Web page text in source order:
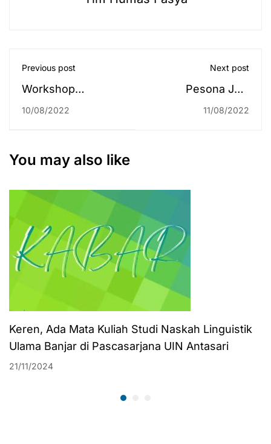
Previous post
Workshop
Kurikulum dan
Fakultas Syariah
10/08/2022
Next post
Pesona Jela
Terpaksa Kandas
11/08/2022
You may also like
Keren, Ada Mata Kuliah Studi Naskah Linguistik
Ulama Banjar di Pascasarjana UIN Antasari
21/11/2024